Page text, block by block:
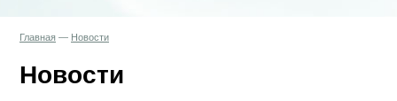
Главная — Новости
Новости